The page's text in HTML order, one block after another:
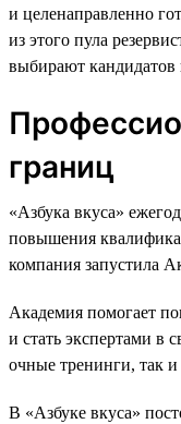
и целенаправленно
из этого пула
выбирают кандидатов
границ
«Азбука вкуса»
повышения
компания запустила
Академия помогает
и стать экспертами в
очные тренинги, так
В «Азбуке вкуса»